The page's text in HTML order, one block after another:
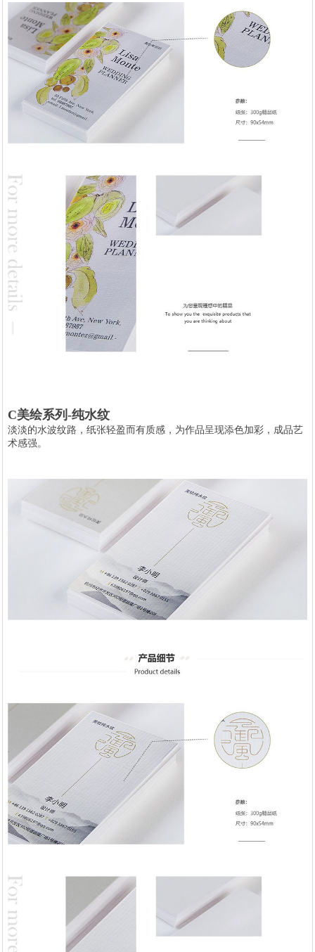
C美绘系列-纯水纹
淡淡的水波纹路，纸张轻盈而有质感，为作品呈现添色加彩，成品艺
术感强。